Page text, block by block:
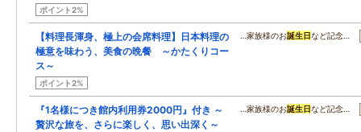
ポイント2%
【料理長渾身、極上の会席料理】日本料理の
極意を味わう、美食の晩餐 ～かたくりコー
ス～
ポイント2%
…家族様のお誕生日など記念…
『1名様につき館内利用券2000円』付き ～
贅沢な旅を、さらに楽しく、思い出深く～
…家族様のお誕生日など記念…